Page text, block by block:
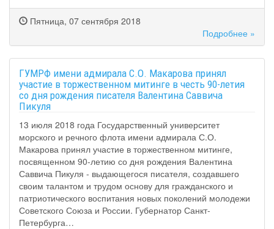
Пятница, 07 сентября 2018
Подробнее »
ГУМРФ имени адмирала С.О. Макарова принял
участие в торжественном митинге в честь 90-летия
со дня рождения писателя Валентина Саввича
Пикуля
13 июля 2018 года Государственный университет
морского и речного флота имени адмирала С.О.
Макарова принял участие в торжественном митинге,
посвященном 90-летию со дня рождения Валентина
Саввича Пикуля - выдающегося писателя, создавшего
своим талантом и трудом основу для гражданского и
патриотического воспитания новых поколений молодежи
Советского Союза и России. Губернатор Санкт-
Петербурга…